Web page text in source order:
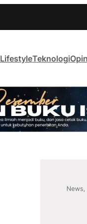
LifestyleTeknologi